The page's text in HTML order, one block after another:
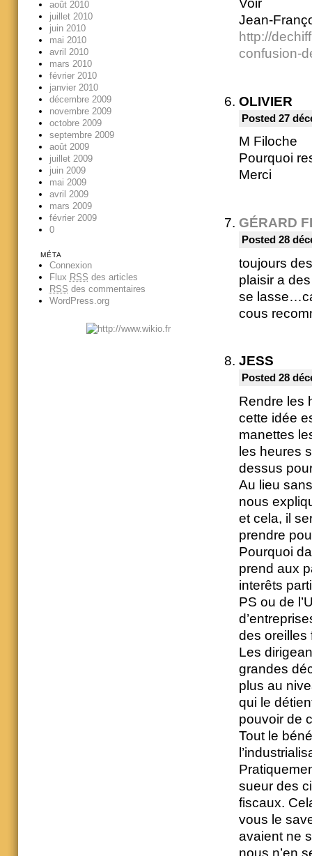
Voir
Jean-
http://
confusion-
OLIVIER
Posted 27
M Filoche
Pourquoi
Merci
GÉRARD
Posted 28
toujours
plaisir a
se
cous
JESS
Posted 28
Rendre les
cette idée
manettes
les heures
dessus
Au lieu
nous
et cela, il
prendre
Pourquoi
prend aux
interêts
PS ou de
des oreilles
Les
grandes
plus au
qui le
pouvoir de
Tout le
sueur des
fiscaux.
vous le
avaient ne
nous n’en
août 2010
juillet 2010
juin 2010
mai 2010
avril 2010
mars 2010
février 2010
janvier 2010
décembre 2009
novembre 2009
octobre 2009
septembre 2009
août 2009
juillet 2009
juin 2009
mai 2009
avril 2009
mars 2009
février 2009
0
MÉTA
Connexion
Flux RSS des articles
RSS des commentaires
WordPress.org